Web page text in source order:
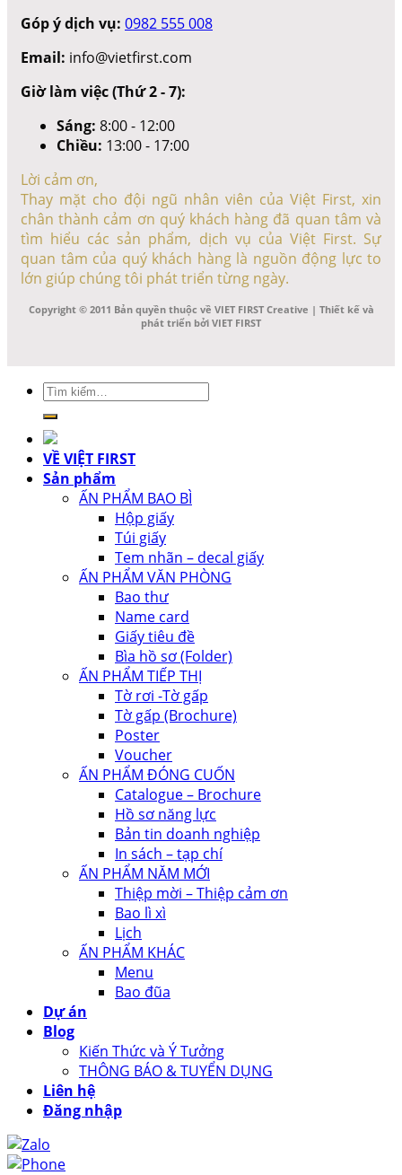
Góp ý dịch vụ: 0982 555 008
Email: info@vietfirst.com
Giờ làm việc (Thứ 2 - 7):
Sáng: 8:00 - 12:00
Chiều: 13:00 - 17:00
Lời cảm ơn,
Thay mặt cho đội ngũ nhân viên của Việt First, xin
chân thành cảm ơn quý khách hàng đã quan tâm và
tìm hiểu các sản phẩm, dịch vụ của Việt First. Sự
quan tâm của quý khách hàng là nguồn động lực to
lớn giúp chúng tôi phát triển từng ngày.
Copyright © 2011 Bản quyền thuộc về VIET FIRST Creative | Thiết kế và
phát triển bởi VIET FIRST
Tìm
kiếm:
VỀ VIỆT FIRST
Sản phẩm
ẤN PHẨM BAO BÌ
Hộp giấy
Túi giấy
Tem nhãn – decal giấy
ẤN PHẨM VĂN PHÒNG
Bao thư
Name card
Giấy tiêu đề
Bìa hồ sơ (Folder)
ẤN PHẨM TIẾP THỊ
Tờ rơi -Tờ gấp
Tờ gấp (Brochure)
Poster
Voucher
ẤN PHẨM ĐÓNG CUỐN
Catalogue – Brochure
Hồ sơ năng lực
Bản tin doanh nghiệp
In sách – tạp chí
ẤN PHẨM NĂM MỚI
Thiệp mời – Thiệp cảm ơn
Bao lì xì
Lịch
ẤN PHẨM KHÁC
Menu
Bao đũa
Dự án
Blog
Kiến Thức và Ý Tưởng
THÔNG BÁO & TUYỂN DỤNG
Liên hệ
Đăng nhập